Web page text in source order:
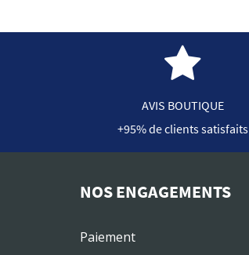
AVIS BOUTIQUE
+95% de clients satisfaits
NOS ENGAGEMENTS
Paiement